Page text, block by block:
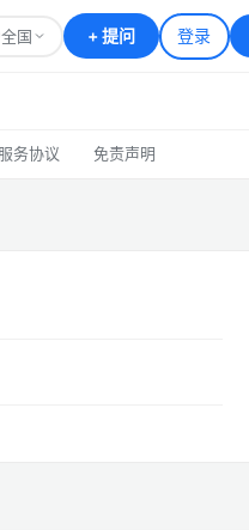
全国 +提问 登录
服务协议 免责声明